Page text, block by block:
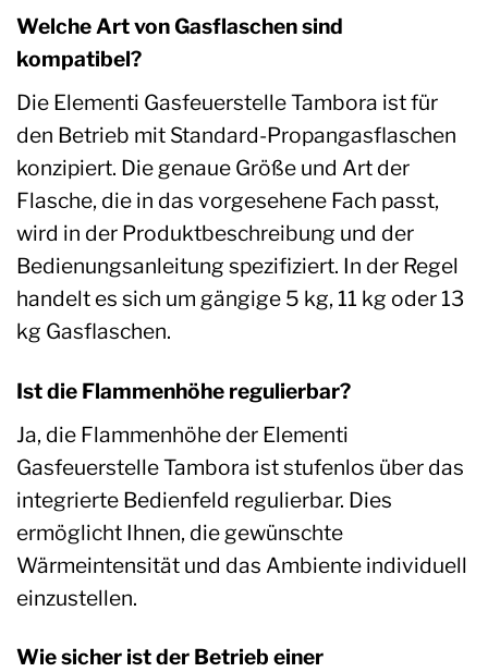
Welche Art von Gasflaschen sind
kompatibel?
Die Elementi Gasfeuerstelle Tambora ist für
den Betrieb mit Standard-Propangasflaschen
konzipiert. Die genaue Größe und Art der
Flasche, die in das vorgesehene Fach passt,
wird in der Produktbeschreibung und der
Bedienungsanleitung spezifiziert. In der Regel
handelt es sich um gängige 5 kg, 11 kg oder 13
kg Gasflaschen.
Ist die Flammenhöhe regulierbar?
Ja, die Flammenhöhe der Elementi
Gasfeuerstelle Tambora ist stufenlos über das
integrierte Bedienfeld regulierbar. Dies
ermöglicht Ihnen, die gewünschte
Wärmeintensität und das Ambiente individuell
einzustellen.
Wie sicher ist der Betrieb einer